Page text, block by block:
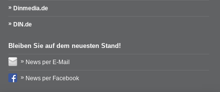
Dinmedia.de
DIN.de
Bleiben Sie auf dem neuesten Stand!
News per E-Mail
News per Facebook